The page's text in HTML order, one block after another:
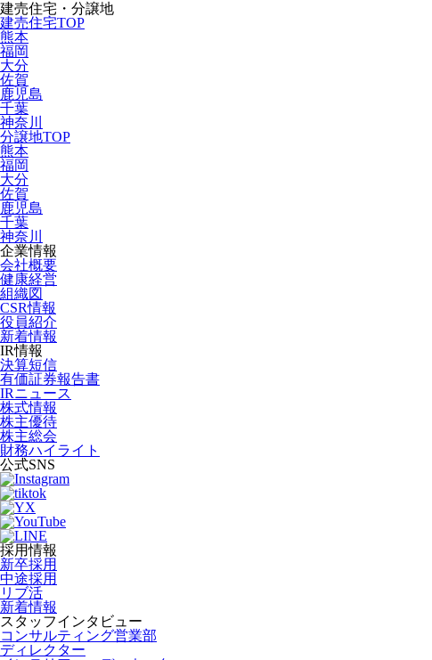
建売住宅・分譲地
建売住宅TOP
熊本
福岡
大分
佐賀
鹿児島
千葉
神奈川
分譲地TOP
熊本
福岡
大分
佐賀
鹿児島
千葉
神奈川
企業情報
会社概要
健康経営
組織図
CSR情報
役員紹介
新着情報
IR情報
決算短信
有価証券報告書
IRニュース
株式情報
株主優待
株主総会
財務ハイライト
公式SNS
採用情報
新卒採用
中途採用
リブ活
新着情報
スタッフインタビュー
コンサルティング営業部
ディレクター